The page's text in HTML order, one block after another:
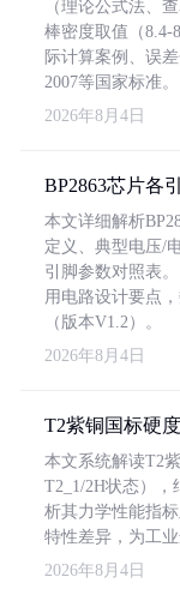
（理论公式法、
棒密度取值（8.4-
际计算案例、误
2007等国家标准。
2026年8月4日
BP2863芯片各
本文详细解析
定义、典型电压/
引脚参数对照表
用电路设计要点
（版本V1.2）。
2026年8月4日
T2紫铜国标硬
本文系统解读T2
T2_1/2H状态），
析其力学性能指
特性差异，为工业
2026年8月4日